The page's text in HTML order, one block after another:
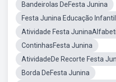
Bandeirolas DeFesta Junina
Festa Junina Educação
Atividade Festa
ContinhasFesta Junina
AtividadeDe Recorte Festa
Borda DeFesta Junina